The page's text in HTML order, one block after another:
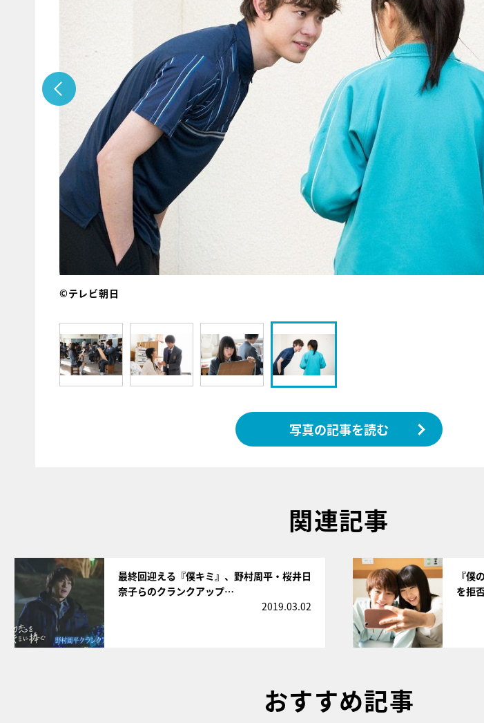
©テレビ朝日
写真の記事を読む
関連記事
最終回迎える『僕キミ』、野村周平・桜井日
奈子らのクランクアップ…
2019.03.02
『僕
を拒
おすすめ記事